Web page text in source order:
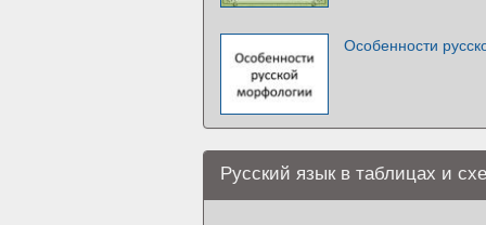
Особенности
Русский язык в таблицах и